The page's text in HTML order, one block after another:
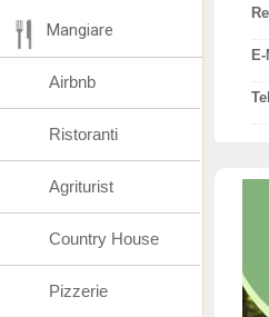
Mangiare
Airbnb
Ristoranti
Agriturist
Country House
Pizzerie